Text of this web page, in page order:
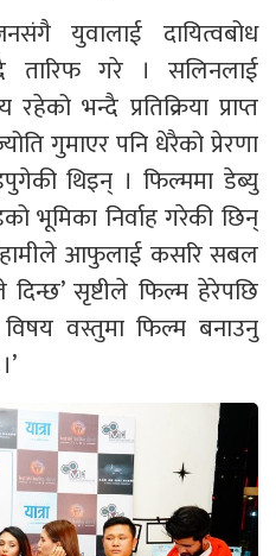
युवालाई दायित्वबोध
तारिफ गरे । सलिनलाई
भन्दै प्रतिक्रिया प्राप्त
गुमाएर पनि धेरैको प्रेरणा
थिइन् । फिल्ममा डेब्यु
भूमिका निर्वाह गरेकी छिन्
हामीले आफुलाई कसरि सबल
दिन्छ’ सृष्टीले फिल्म हेरेपछि
विषय वस्तुमा फिल्म बनाउनु